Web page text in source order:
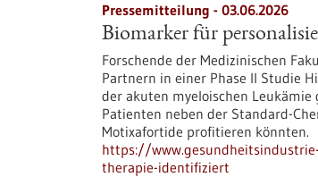
Pressemitteilung - 03.06.2026
Biomarker für
Forschende der Medizinischen
Partnern in einer Phase II Studie
der akuten myeloischen
Patienten neben der Standard-
Motixafortide profitieren könnten.
https://
therapie-identifiziert